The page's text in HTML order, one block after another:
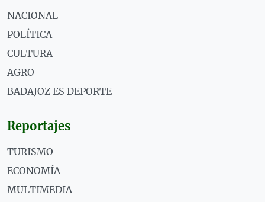
NACIONAL
POLÍTICA
CULTURA
AGRO
BADAJOZ ES DEPORTE
Reportajes
TURISMO
ECONOMÍA
MULTIMEDIA